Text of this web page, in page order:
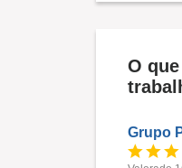
O
Grupo